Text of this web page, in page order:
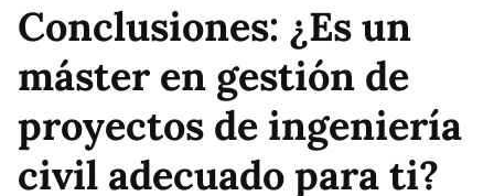
Conclusiones: ¿Es un
máster en gestión de
proyectos de ingeniería
civil adecuado para ti?